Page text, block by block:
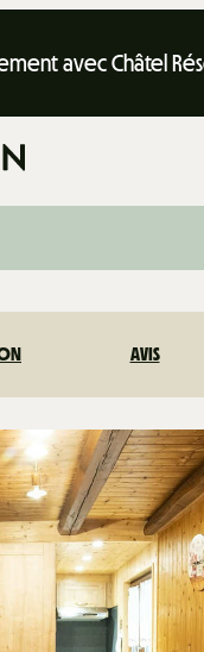
avec Châtel
AVIS